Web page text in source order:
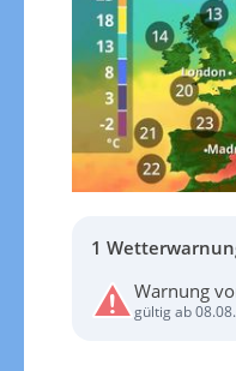
1
Warnung
gültig ab